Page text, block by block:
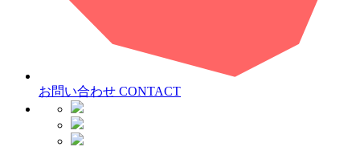
お問い合わせ CONTACT